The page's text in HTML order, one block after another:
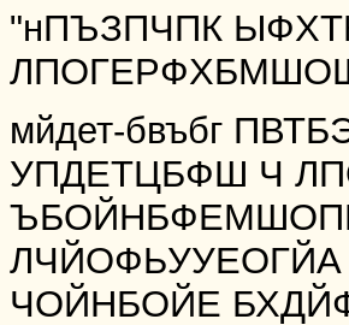
"нПЪЗПЧПК
мйдет-бвъбг
УПДЕТЦБФШ Ч
ЧОЙНБОЙЕ